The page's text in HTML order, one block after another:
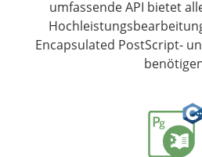
umfassende API bietet
Encapsulated PostScript-